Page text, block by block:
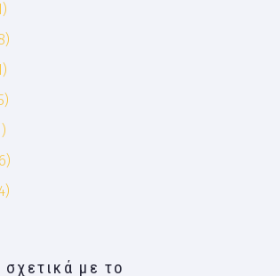
σχετικά με το